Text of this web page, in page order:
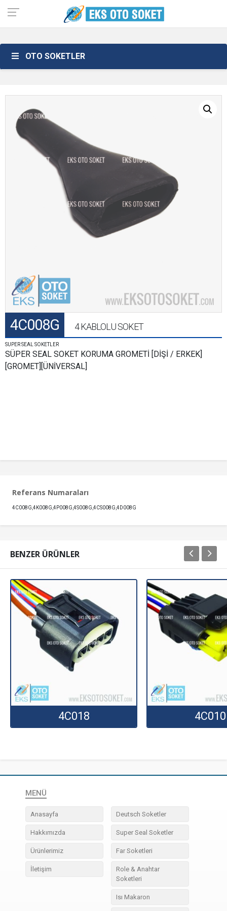
OTO SOKETLER
4C008G 4 KABLOLU SOKET
SUPER SEAL SOKETLER
SÜPER SEAL SOKET KORUMA GROMETİ [DİŞİ / ERKEK]
[GROMET][ÜNİVERSAL]
Referans Numaraları
4C008G,4K008G,4P008G,4S008G,4CS008G,4D008G
BENZER ÜRÜNLER
4C018 4C010
MENÜ
Anasayfa
Hakkımızda
Ürünlerimiz
İletişim
Deutsch Soketler
Super Seal Soketler
Far Soketleri
Role & Anahtar
Soketleri
Isı Makaron